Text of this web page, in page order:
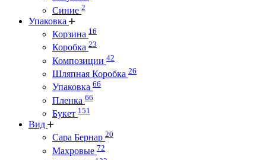
Синие 2
Упаковка
Корзина 16
Коробка 23
Композиции 42
Шляпная Коробка 26
Упаковка 66
Пленка 66
Букет 151
Вид
Сара Бернар 20
Махровые 72